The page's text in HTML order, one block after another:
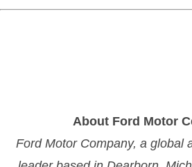
About Ford Motor
Ford Motor Company, a global